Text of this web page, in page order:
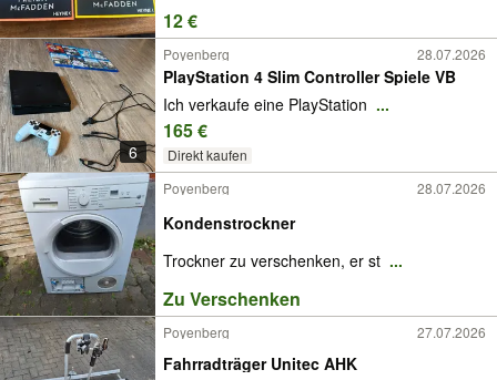
12 €
6
Poyenberg 28.07.2026
PlayStation 4 Slim Controller Spiele VB
Ich verkaufe eine PlayStation ...
165 €
Direkt kaufen
Poyenberg
28.07.2026
Kondenstrockner
Trockner zu verschenken, er st ...
Zu Verschenken
Poyenberg 27.07.2026
Fahrradträger Unitec AHK